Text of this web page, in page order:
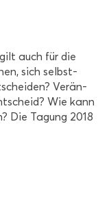
auch für die
sich selbst­
Ver­än­
Wie kann
Die Ta­gung 2018